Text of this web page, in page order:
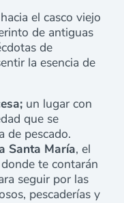
el casco viejo
de antiguas
de
la esencia de
un lugar con
que se
de pescado.
Santa María, el
te contarán
seguir por las
pescaderías y